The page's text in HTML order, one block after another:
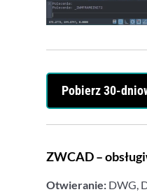
Pobierz 30-
ZWCAD –
Otwieranie: DWG,